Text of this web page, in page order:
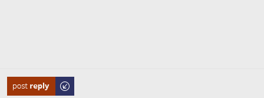
Odpowiedz